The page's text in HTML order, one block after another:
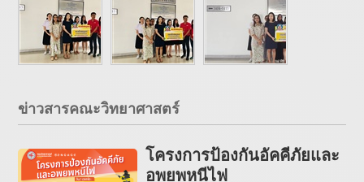
ข่าวสารคณะวิทยาศาสตร์
โครงการป้องกันอัคคีภัยและ
อพยพหนีไฟ